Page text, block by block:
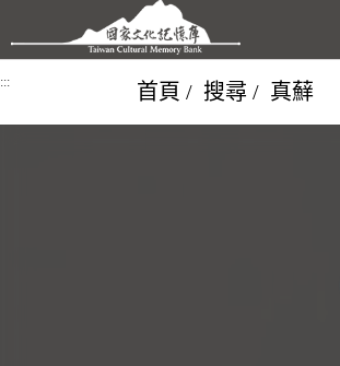
跳到主要內容區塊
::: 首頁 搜尋 真蘚